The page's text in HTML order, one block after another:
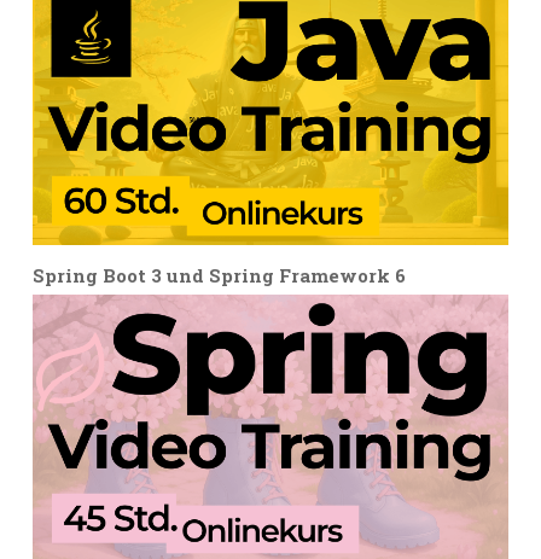
Spring Boot 3 und Spring Framework 6